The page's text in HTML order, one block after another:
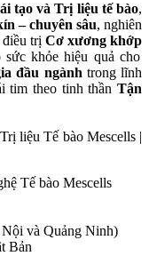
tạo và Trị liệu tế bào,
– chuyên sâu, nghiên
trị Cơ xương khớp
khỏe hiệu quả cho
đầu ngành trong lĩnh
tim theo tinh thần Tận
liệu Tế bào Mescells |
Tế bào Mescells
và Quảng Ninh)
Bản